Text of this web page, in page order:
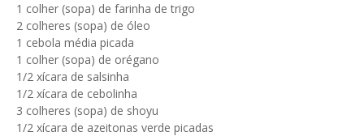
1 colher (sopa) de farinha de trigo
2 colheres (sopa) de óleo
1 cebola média picada
1 colher (sopa) de orégano
1/2 xícara de salsinha
1/2 xícara de cebolinha
3 colheres (sopa) de shoyu
1/2 xícara de azeitonas verde picadas